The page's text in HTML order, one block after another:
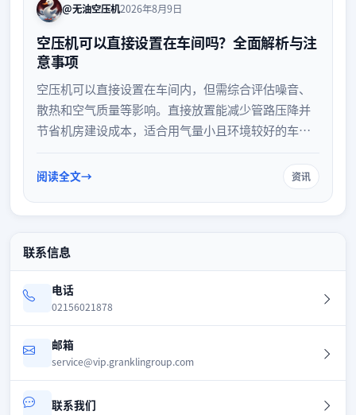
@无油空压机2026年8月9日
空压机可以直接设置在车间吗？全面解析与注
意事项
空压机可以直接设置在车间内，但需综合评估噪音、
散热和空气质量等影响。直接放置能减少管路压降并
节省机房建设成本，适合用气量小且环境较好的车
降噪及进气过滤等防护措施，确保生产环境安全与设
阅读全文 资讯
联系信息
电话
02156021878
邮箱
service@vip.granklingroup.com
联系我们